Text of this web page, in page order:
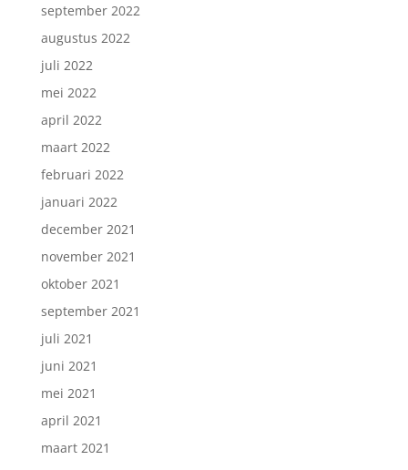
september 2022
augustus 2022
juli 2022
mei 2022
april 2022
maart 2022
februari 2022
januari 2022
december 2021
november 2021
oktober 2021
september 2021
juli 2021
juni 2021
mei 2021
april 2021
maart 2021